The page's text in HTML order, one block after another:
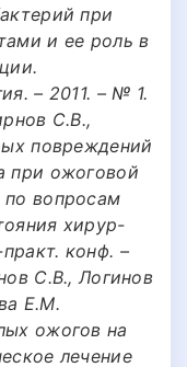
при
и ее роль в
– 2011. – № 1.
С.В.,
повреждений
при ожоговой
по вопросам
хирур-
конф. –
С.В., Логинов
Е.М.
ожогов на
лечение